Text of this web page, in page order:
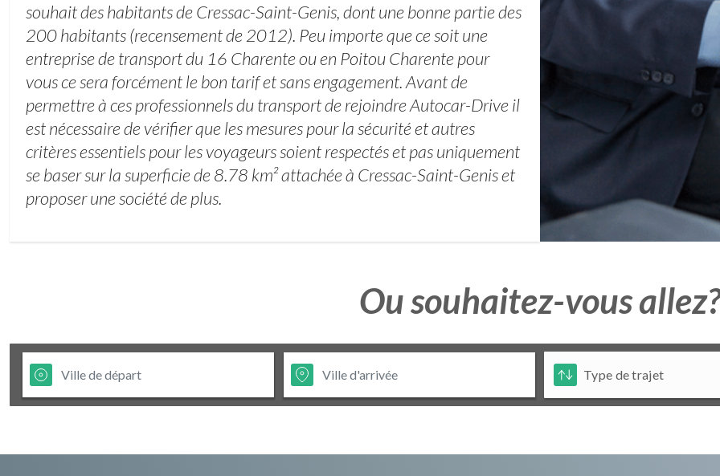
souhait des habitants de Cressac-Saint-Genis, dont une bonne partie des
200 habitants (recensement de 2012). Peu importe que ce soit une
entreprise de transport du 16 Charente ou en Poitou Charente pour
vous ce sera forcément le bon tarif et sans engagement. Avant de
permettre à ces professionnels du transport de rejoindre Autocar-Drive il
est nécessaire de vérifier que les mesures pour la sécurité et autres
critères essentiels pour les voyageurs soient respectés et pas uniquement
se baser sur la superficie de 8.78 km² attachée à Cressac-Saint-Genis et
proposer une société de plus.
Ou souhaitez-vous allez?